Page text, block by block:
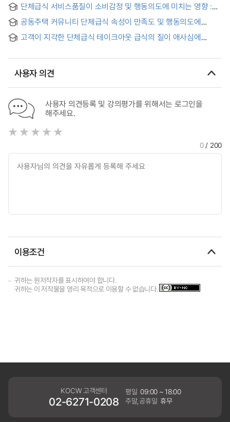
Perceived Satisfaction of Group Meal Restaurant Selection
Influencing Revisit intention : Customer Trust in Restaurant
as Mediation variable
단체급식 서비스품질이 소비감정 및 행동의도에 미치는 영향 :
quality on consumer sentiment and behavioral
intention:Moderating Effect of Experiential Value
공동주택 커뮤니티 단체급식 속성이 만족도 및 행동의도에
Meal Attributes in Apartment Houses on Satisfaction and
고객이 지각한 단체급식 테이크아웃 급식의 질이 애사심에
consumer sentiment-
사용자 의견
사용자 의견등록 및 강의평가를 위해서는 로그인을
해주세요.
0/ 200
이용조건
귀하는 원저작자를 표시하여야 합니다.
귀하는 이 저작물을 영리 목적으로 이용할 수 없습니다.
KOCW 고객센터
02-6271-0208
평일 09:00 ~ 18:00
주말,공휴일 휴무